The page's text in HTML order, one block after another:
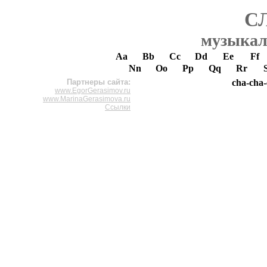
Aa Bb Cc Dd Ee
Ff
Nn
Oo Pp Qq Rr
Партнеры сайта:
www.EgorGerasimov.ru
www.MarinaGerasimova.ru
Ссылки
cha-